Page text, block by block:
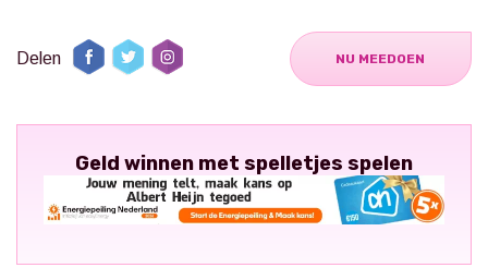
Delen NU MEEDOEN
Geld winnen met spelletjes spelen